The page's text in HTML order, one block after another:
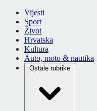
Vijesti
Sport
Život
Hrvatska
Kultura
Auto, moto & nautika
Ostale rubrike